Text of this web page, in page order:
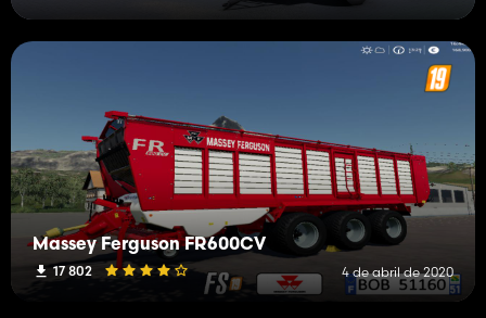
Massey Ferguson FR600CV
17 802 4 de abril de 2020